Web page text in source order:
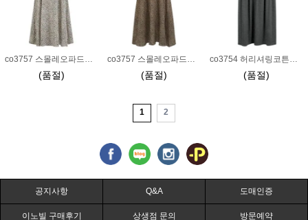
co3757 스몰레오파드원피스_크림
(품절)
co3757 스몰레오파드원피스_진베이지
(품절)
co3754 허리셔링코튼원피스_차콜F
(품절)
1 2
공지사항 Q&A 도매인증
이노빌 구매후기 상생점 문의 방문예약